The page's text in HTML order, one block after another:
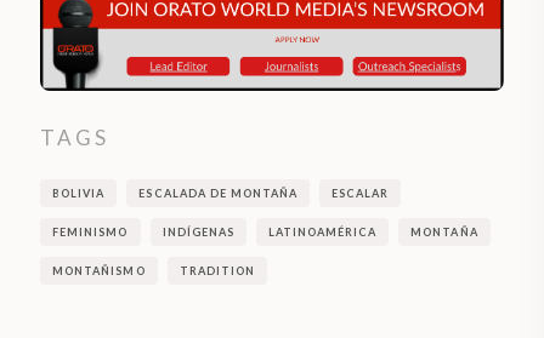
TAGS
BOLIVIA ESCALADA DE MONTAÑA ESCALAR
FEMINISMO INDÍGENAS LATINOAMÉRICA MONTAÑA
MONTAÑISMO TRADITION